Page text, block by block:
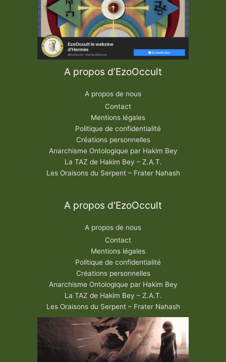
A propos d’EzoOccult
A propos de nous
Contact
Mentions légales
Politique de confidentialité
Créations personnelles
Anarchisme Ontologique par Hakim Bey
La TAZ de Hakim Bey – Z.A.T.
Les Oraisons du Serpent – Frater Nahash
A propos d’EzoOccult
A propos de nous
Contact
Mentions légales
Politique de confidentialité
Créations personnelles
Anarchisme Ontologique par Hakim Bey
La TAZ de Hakim Bey – Z.A.T.
Les Oraisons du Serpent – Frater Nahash